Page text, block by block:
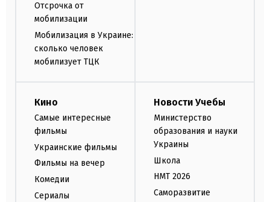
Отсрочка от
мобилизации
Мобилизация в Украине:
сколько человек
мобилизует ТЦК
Кино
Самые интересные
фильмы
Украинские фильмы
Фильмы на вечер
Комедии
Сериалы
Новости Учебы
Министерство
образования и науки
Украины
Школа
НМТ 2026
Саморазвитие